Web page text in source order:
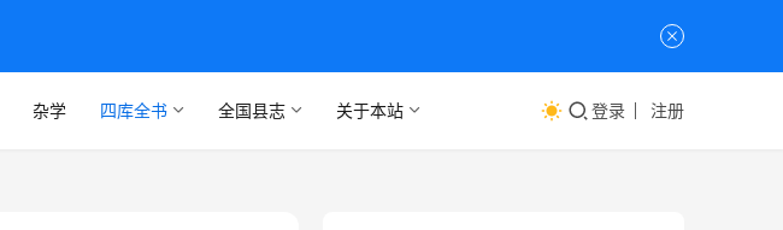
杂学 四库全书 全国县志 关于本站 登录 注册